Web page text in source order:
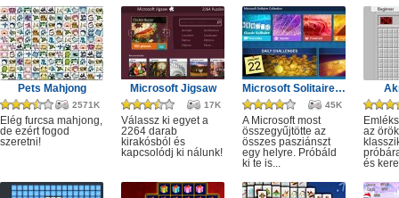
Pets Mahjong
2571K
Elég furcsa mahjong,
de ezért fogod
szeretni!
Microsoft Jigsaw
17K
Válassz ki egyet a
2264 darab
kirakósból és
kapcsolódj ki nálunk!
Microsoft Solitaire Collection
45K
A Microsoft most
összegyűjtötte az
összes pasziánszt
egy helyre. Próbáld
ki te is...
az örök
és